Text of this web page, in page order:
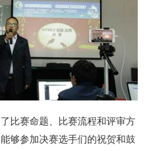
比赛命题、比赛流程和评审方
够参加决赛选手们的祝贺和鼓